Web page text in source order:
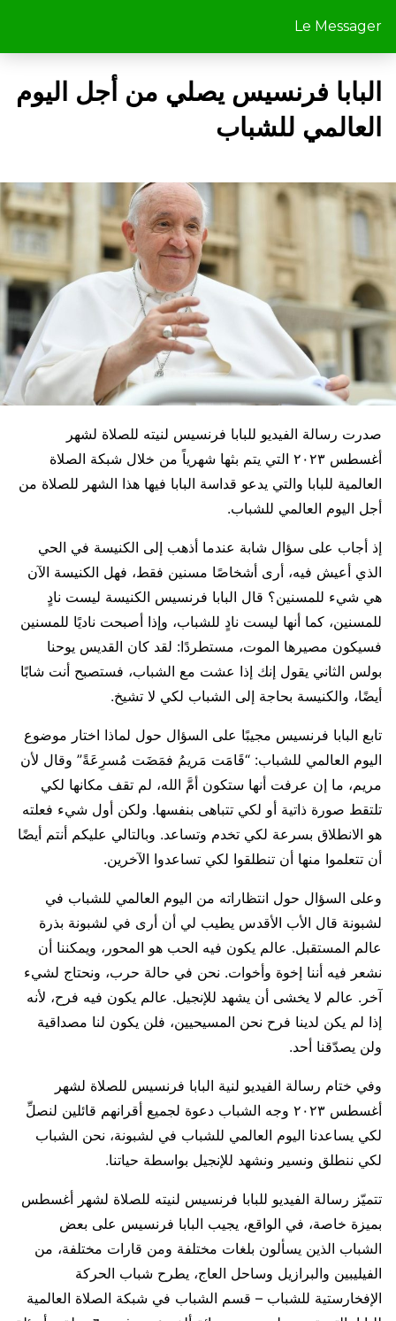
Le Messager
البابا فرنسيس يصلي من أجل اليوم
العالمي للشباب
صدرت رسالة الفيديو للبابا فرنسيس لنيته للصلاة لشهر
أغسطس ٢٠٢٣ التي يتم بثها شهرياً من خلال شبكة الصلاة
العالمية للبابا والتي يدعو قداسة البابا فيها هذا الشهر للصلاة من
أجل اليوم العالمي للشباب.
إذ أجاب على سؤال شابة عندما أذهب إلى الكنيسة في الحي
الذي أعيش فيه، أرى أشخاصًا مسنين فقط، فهل الكنيسة الآن
هي شيء للمسنين؟ قال البابا فرنسيس الكنيسة ليست نادٍ
للمسنين، كما أنها ليست نادٍ للشباب، وإذا أصبحت ناديًا للمسنين
فسيكون مصيرها الموت، مستطردًا: لقد كان القديس يوحنا
بولس الثاني يقول إنك إذا عشت مع الشباب، فستصبح أنت شابًا
أيضًا، والكنيسة بحاجة إلى الشباب لكي لا تشيخ.
تابع البابا فرنسيس مجيبًا على السؤال حول لماذا اختار موضوع
اليوم العالمي للشباب: “قَامَت مَريمُ فمَضَت مُسرِعَةً” وقال لأن
مريم، ما إن عرفت أنها ستكون أمَّ الله، لم تقف مكانها لكي
تلتقط صورة ذاتية أو لكي تتباهى بنفسها. ولكن أول شيء فعلته
هو الانطلاق بسرعة لكي تخدم وتساعد. وبالتالي عليكم أنتم أيضًا
أن تتعلموا منها أن تنطلقوا لكي تساعدوا الآخرين.
وعلى السؤال حول انتظاراته من اليوم العالمي للشباب في
لشبونة قال الأب الأقدس يطيب لي أن أرى في لشبونة بذرة
عالم المستقبل. عالم يكون فيه الحب هو المحور، ويمكننا أن
نشعر فيه أننا إخوة وأخوات. نحن في حالة حرب، ونحتاج لشيء
آخر. عالم لا يخشى أن يشهد للإنجيل. عالم يكون فيه فرح، لأنه
إذا لم يكن لدينا فرح نحن المسيحيين، فلن يكون لنا مصداقية
ولن يصدّقنا أحد.
وفي ختام رسالة الفيديو لنية البابا فرنسيس للصلاة لشهر
أغسطس ٢٠٢٣ وجه الشباب دعوة لجميع أقرانهم قائلين لنصلِّ
لكي يساعدنا اليوم العالمي للشباب في لشبونة، نحن الشباب
لكي ننطلق ونسير ونشهد للإنجيل بواسطة حياتنا.
تتميّز رسالة الفيديو للبابا فرنسيس لنيته للصلاة لشهر أغسطس
بميزة خاصة، في الواقع، يجيب البابا فرنسيس على بعض
الشباب الذين يسألون بلغات مختلفة ومن قارات مختلفة، من
الفيليبين والبرازيل وساحل العاج، يطرح شباب الحركة
الإفخارستية للشباب – قسم الشباب في شبكة الصلاة العالمية